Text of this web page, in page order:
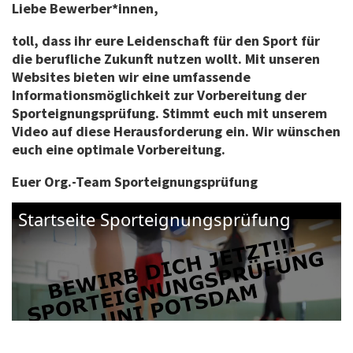
Liebe Bewerber*innen,
toll, dass ihr eure Leidenschaft für den Sport für
die berufliche Zukunft nutzen wollt. Mit unseren
Websites bieten wir eine umfassende
Informationsmöglichkeit zur Vorbereitung der
Sporteignungsprüfung. Stimmt euch mit unserem
Video auf diese Herausforderung ein. Wir wünschen
euch eine optimale Vorbereitung.
Euer Org.-Team Sporteignungsprüfung